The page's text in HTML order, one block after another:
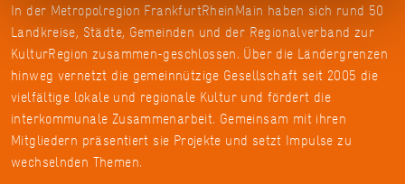
In der Metropolregion FrankfurtRheinMain haben sich rund 50
Landkreise, Städte, Gemeinden und der Regionalverband zur
KulturRegion zusammen-geschlossen. Über die Ländergrenzen
hinweg vernetzt die gemeinnützige Gesellschaft seit 2005 die
vielfältige lokale und regionale Kultur und fördert die
interkommunale Zusammenarbeit. Gemeinsam mit ihren
Mitgliedern präsentiert sie Projekte und setzt Impulse zu
wechselnden Themen.